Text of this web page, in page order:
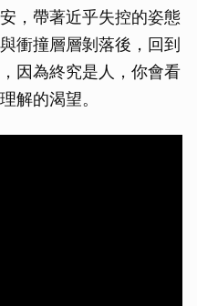
，帶著近乎失控的姿態
衝撞層層剝落後，回到
因為終究是人，你會看
解的渴望。